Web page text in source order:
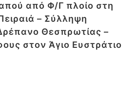
από Φ/Γ πλοίο στη
– Σύλληψη
Θεσπρωτίας –
στον Άγιο Ευστράτιο